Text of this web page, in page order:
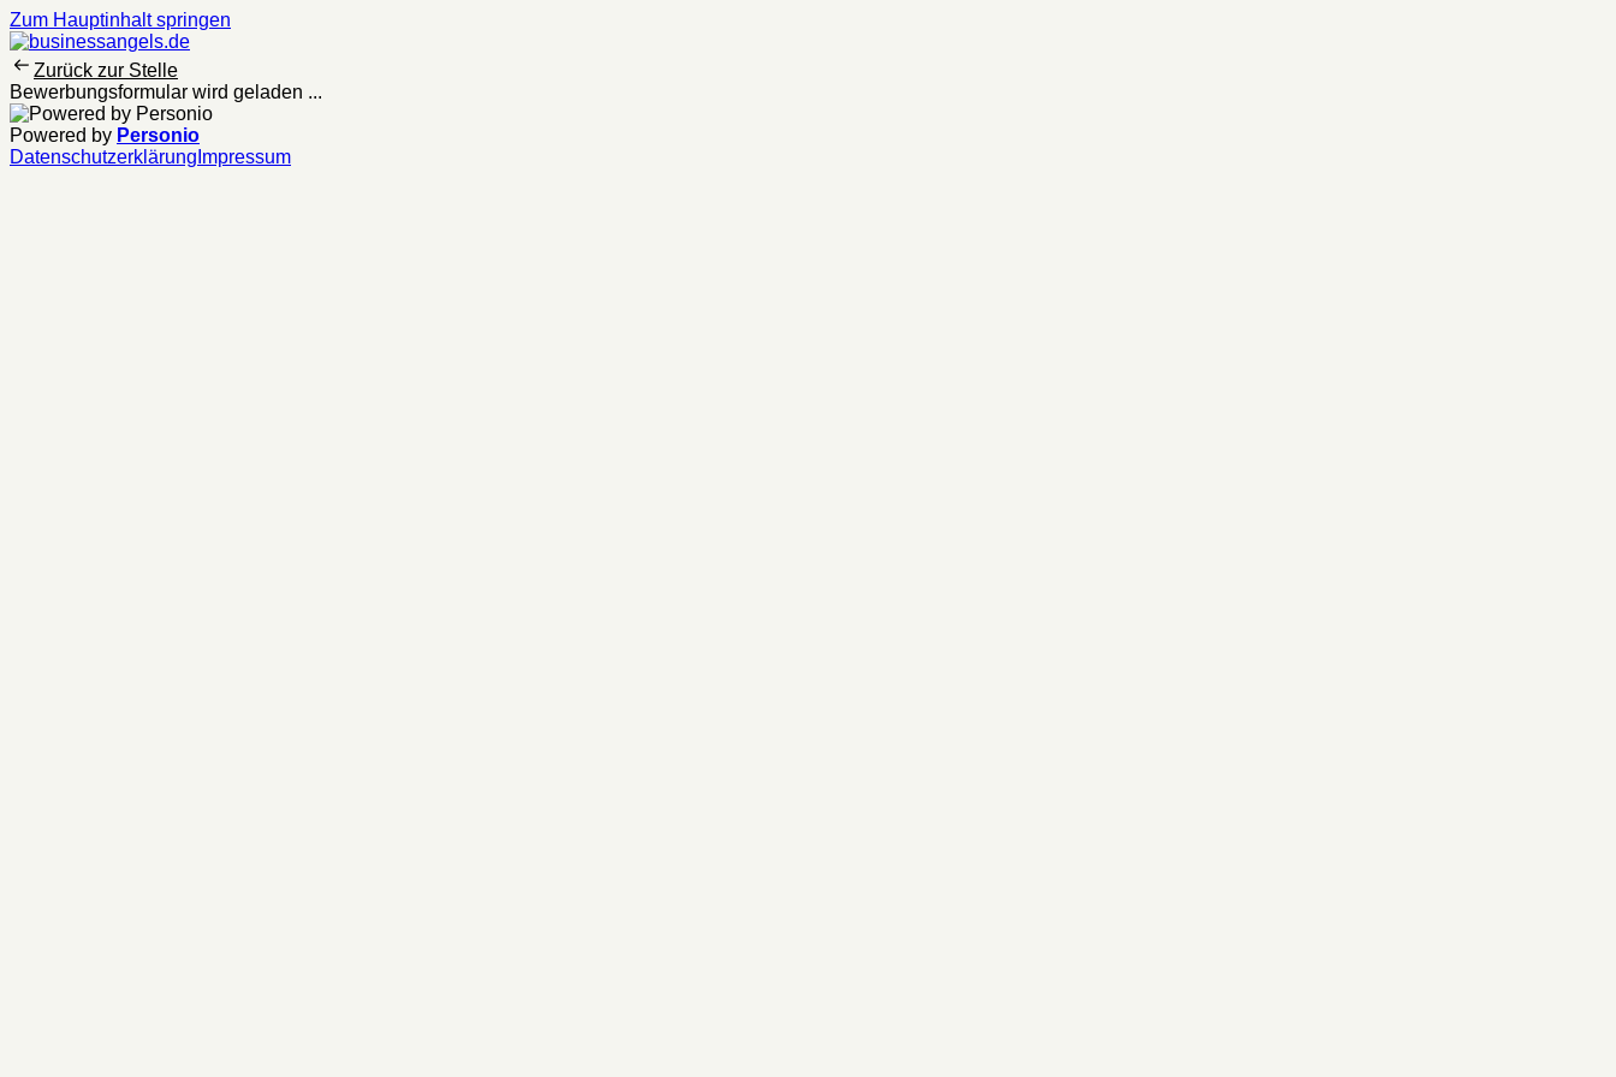
Zum Hauptinhalt springen
Zurück zur Stelle
Bewerbungsformular wird geladen ...
Powered by Personio
Datenschutzerklärung Impressum